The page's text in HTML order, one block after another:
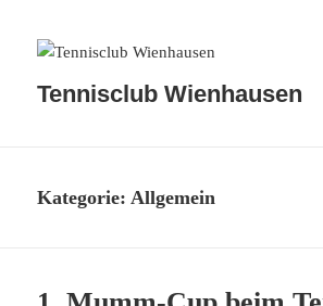
Tennisclub Wienhausen
Kategorie: Allgemein